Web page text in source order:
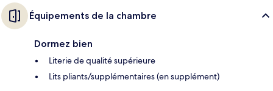
Équipements de la chambre
Dormez bien
Literie de qualité supérieure
Lits pliants/supplémentaires (en supplément)